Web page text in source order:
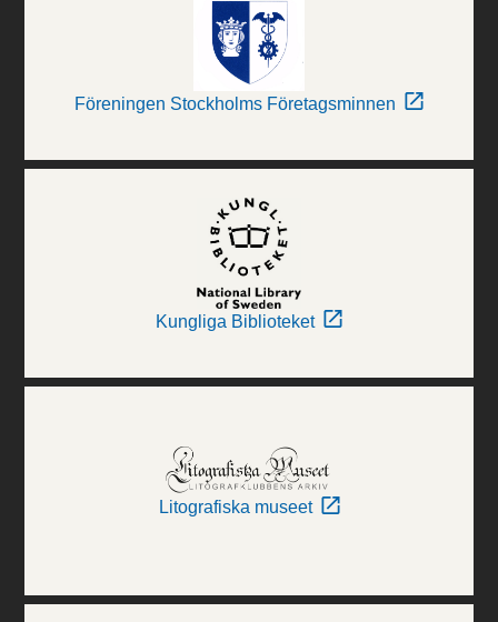
Föreningen Stockholms Företagsminnen
Kungliga Biblioteket
Litografiska museet